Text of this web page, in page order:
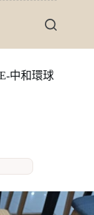
中和環球